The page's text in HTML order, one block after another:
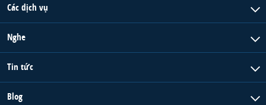
Các dịch vụ
Nghe
Tin tức
Blog